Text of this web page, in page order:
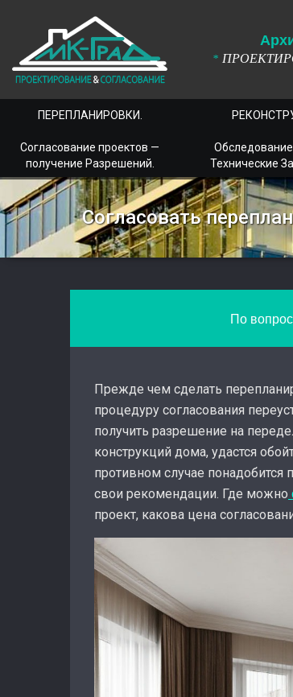
А
*
ПЕРЕПЛАНИРОВКИ.
Согласование проектов —
получение Разрешений.
Технические
Согласовать
По
Прежде чем сделать
процедуру согласования
получить разрешение на
конструкций дома, удастся
противном случае
свои рекомендации. Где можно
проект, какова цена